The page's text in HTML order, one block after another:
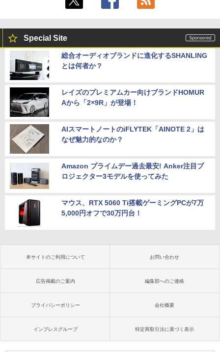
Special Site
総合オーディオブランドに進化するSHANLING
とは何者か？
レイズのプレミアムカー向けブランドHOMUR
Aから「2×9R」が登場！
AIスマートノートのiFLYTEK「AINOTE 2」は
なぜ魅力的なのか？
Amazon プライムデー過去最安! Anker注目プ
ロジェクター3モデルを使ってみた
マウス、RTX 5060 Ti搭載ゲーミングPCが7万
5,000円オフで30万円台！
本サイトのご利用について お問い合わせ
広告掲載のご案内 編集部へのご連絡
プライバシーポリシー 会社概要
インプレスグループ 特定商取引法に基づく表示